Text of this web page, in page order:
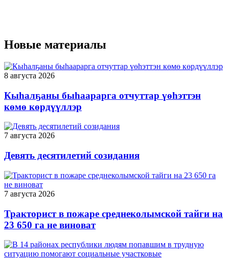
Новые материалы
8 августа 2026
Кыһалҕаны быһаарарга отчуттар үөһэттэн
көмө көрдүүллэр
7 августа 2026
Девять десятилетий созидания
7 августа 2026
Тракторист в пожаре среднеколымской тайги на
23 650 га не виноват